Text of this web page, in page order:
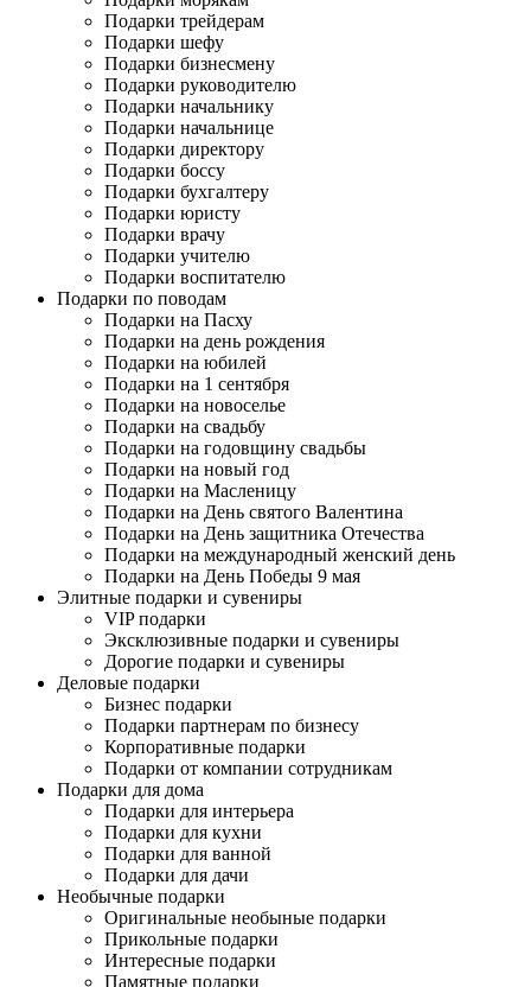
Подарки трейдерам
Подарки шефу
Подарки бизнесмену
Подарки руководителю
Подарки начальнику
Подарки начальнице
Подарки директору
Подарки боссу
Подарки бухгалтеру
Подарки юристу
Подарки врачу
Подарки учителю
Подарки воспитателю
Подарки по поводам
Подарки на Пасху
Подарки на день рождения
Подарки на юбилей
Подарки на 1 сентября
Подарки на новоселье
Подарки на свадьбу
Подарки на годовщину свадьбы
Подарки на новый год
Подарки на Масленицу
Подарки на День святого Валентина
Подарки на День защитника Отечества
Подарки на международный женский день
Подарки на День Победы 9 мая
Элитные подарки и сувениры
VIP подарки
Эксклюзивные подарки и сувениры
Дорогие подарки и сувениры
Деловые подарки
Бизнес подарки
Подарки партнерам по бизнесу
Корпоративные подарки
Подарки от компании сотрудникам
Подарки для дома
Подарки для интерьера
Подарки для кухни
Подарки для ванной
Подарки для дачи
Необычные подарки
Оригинальные необыные подарки
Прикольные подарки
Интересные подарки
Памятные подарки